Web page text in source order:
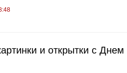
и открытки с Днем